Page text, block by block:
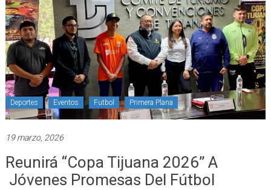
Deportes Eventos Futbol Primera Plana
19 marzo, 2026
Reunirá “Copa Tijuana 2026” A
Jóvenes Promesas Del Fútbol